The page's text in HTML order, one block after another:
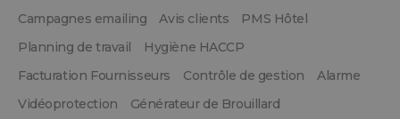
Campagnes emailing
Avis clients
PMS Hôtel
Planning de travail
Hygiène HACCP
Facturation Fournisseurs
Contrôle de gestion
Alarme
Vidéoprotection
Générateur de Brouillard